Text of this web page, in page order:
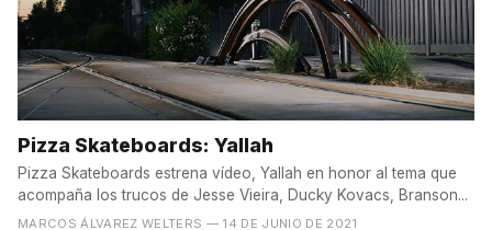
Pizza Skateboards: Yallah
Pizza Skateboards estrena vídeo, Yallah en honor al tema que
acompaña los trucos de Jesse Vieira, Ducky Kovacs, Branson...
MARCOS ÁLVAREZ WELTERS — 14 DE JUNIO DE 2021